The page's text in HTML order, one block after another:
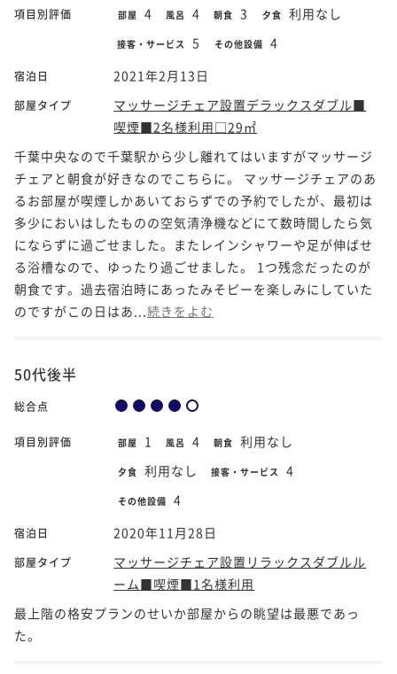
項目別評価 部屋 4 風呂 4 朝食 3 夕食 利用なし
接客・サービス 5 その他設備 4
宿泊日 2021年2月13日
部屋タイプ
マッサージチェア設置デラックスダブル■
喫煙■2名様利用□29㎡
千葉中央なので千葉駅から少し離れてはいますがマッサージ
チェアと朝食が好きなのでこちらに。 マッサージチェアのあ
るお部屋が喫煙しかあいておらずでの予約でしたが、最初は
多少においはしたものの空気清浄機などにて数時間したら気
にならずに過ごせました。またレインシャワーや足が伸ばせ
る浴槽なので、ゆったり過ごせました。 1つ残念だったのが
朝食です。過去宿泊時にあったみそピーを楽しみにしていた
のですがこの日はあ... 続きをよむ
50代後半
総合点
項目別評価 部屋 1 風呂 4 朝食 利用なし
夕食 利用なし 接客・サービス 4
その他設備 4
宿泊日 2020年11月28日
部屋タイプ
マッサージチェア設置リラックスダブルル
ーム■喫煙■1名様利用
最上階の格安プランのせいか部屋からの眺望は最悪であっ
た。